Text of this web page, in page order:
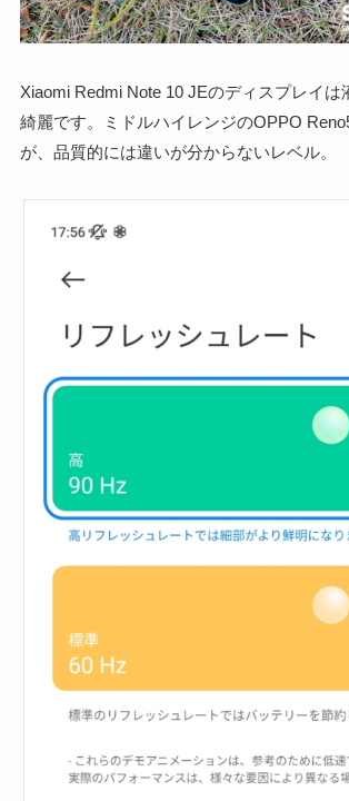
Xiaomi Redmi Note 10 JEのディスプレイは
綺麗です。ミドルハイレンジのOPPO
が、品質的には違いが分からないレベル。